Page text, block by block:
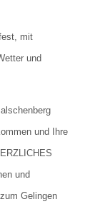
mit
und
und Ihre
und
Gelingen